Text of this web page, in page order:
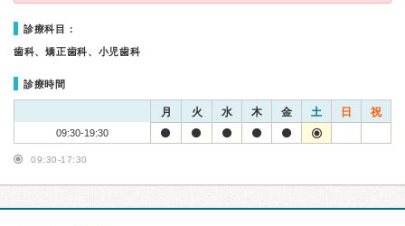
診療科目：
歯科、矯正歯科、小児歯科
診療時間
月 火 水 木 金 土 日 祝
09:30-19:30
09:30-17:30